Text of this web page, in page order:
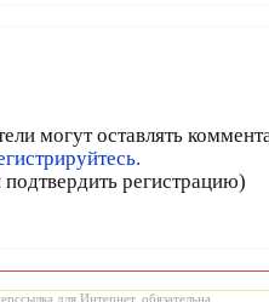
могут оставлять
регистрацию)
для Интернет, обязательна.